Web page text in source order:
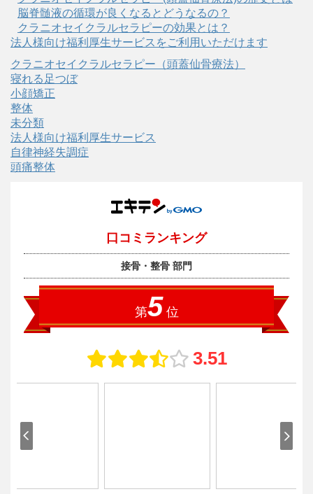
脳脊髄液の循環が良くなるとどうなるの？
クラニオセイクラルセラピーの効果とは？
法人様向け福利厚生サービスをご利用いただけます
クラニオセイクラルセラピー（頭蓋仙骨療法）
寝れる足つぼ
小顔矯正
整体
未分類
法人様向け福利厚生サービス
自律神経失調症
頭痛整体